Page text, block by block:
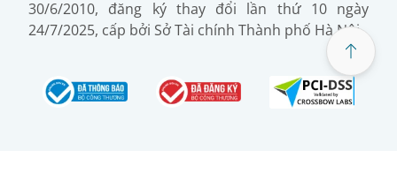
30/6/2010, đăng ký thay đổi lần thứ 10 ngày
24/7/2025, cấp bởi Sở Tài chính Thành phố Hà Nội.